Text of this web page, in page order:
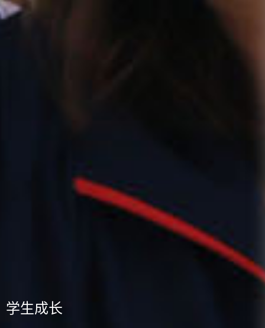
学生成长